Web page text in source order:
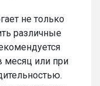
не только
различные
месяц или при